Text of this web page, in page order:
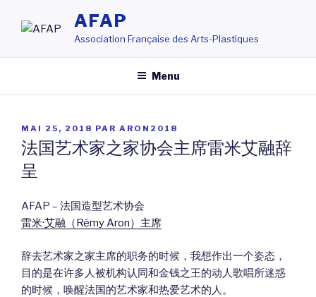
principal
AFAP
Association Française des Arts-Plastiques
Menu
PUBLIÉ
LE
MAI 25, 2018 PAR ARON2018
法国艺术家之家协会主席雷米艾融辞
呈
AFAP – 法国造型艺术协会
雷米·艾融（Rémy Aron）主席
辞去艺术家之家主席的职务的时候，我想作出一个姿态，
目的是在许多人被机构认同和金钱之王的动人歌唱所迷惑
的时候，唤醒法国的艺术家和热爱艺术的人。